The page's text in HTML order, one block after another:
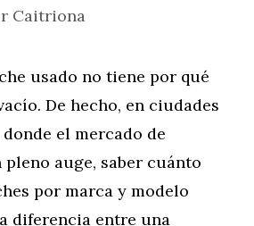
Caitriona
usado no tiene por qué
De hecho, en ciudades
el mercado de
pleno auge, saber cuánto
por marca y modelo
diferencia entre una